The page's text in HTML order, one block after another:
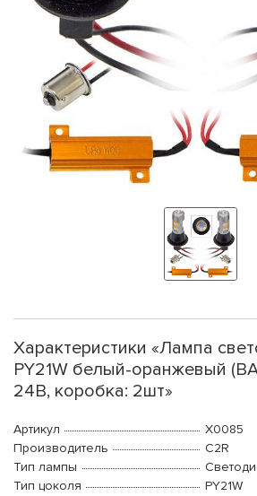
Характеристики «Лампа
PY21W белый-оранжевый
24В, коробка: 2шт»
Артикул
X0085
Производитель
C2R
Тип лампы
Тип цоколя
PY21W